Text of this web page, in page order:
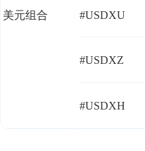
美元组合 #USDXU
#USDXZ
#USDXH